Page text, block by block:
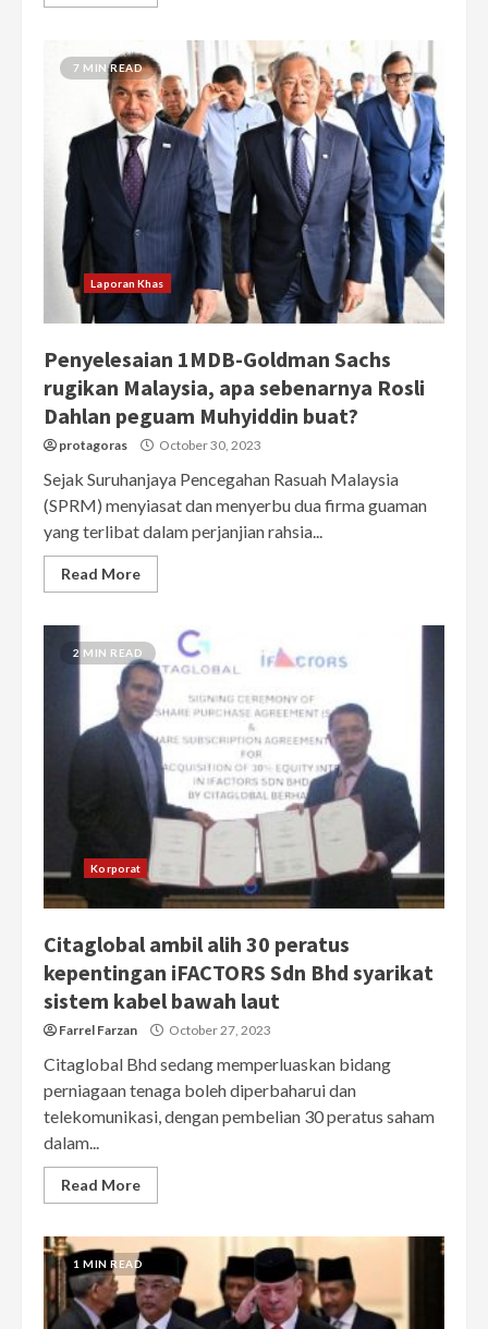
7 MIN READ
Laporan Khas
Penyelesaian 1MDB-Goldman Sachs
rugikan Malaysia, apa sebenarnya Rosli
Dahlan peguam Muhyiddin buat?
protagoras October 30, 2023
Sejak Suruhanjaya Pencegahan Rasuah Malaysia
(SPRM) menyiasat dan menyerbu dua firma guaman
yang terlibat dalam perjanjian rahsia...
Read More
2 MIN READ
Korporat
Citaglobal ambil alih 30 peratus
kepentingan iFACTORS Sdn Bhd syarikat
sistem kabel bawah laut
Farrel Farzan October 27, 2023
Citaglobal Bhd sedang memperluaskan bidang
perniagaan tenaga boleh diperbaharui dan
telekomunikasi, dengan pembelian 30 peratus saham
dalam...
Read More
1 MIN READ